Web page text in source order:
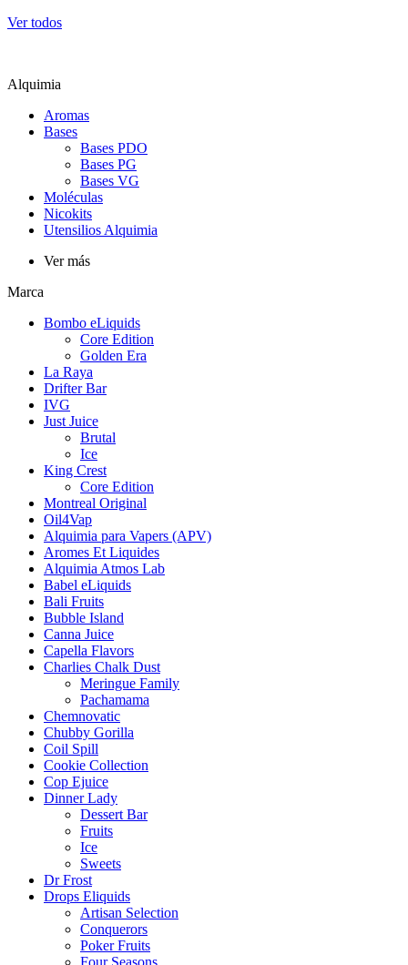
Ver todos
Alquimia
Aromas
Bases
Bases PDO
Bases PG
Bases VG
Moléculas
Nicokits
Utensilios Alquimia
Ver más
Marca
Bombo eLiquids
Core Edition
Golden Era
La Raya
Drifter Bar
IVG
Just Juice
Brutal
Ice
King Crest
Core Edition
Montreal Original
Oil4Vap
Alquimia para Vapers (APV)
Aromes Et Liquides
Alquimia Atmos Lab
Babel eLiquids
Bali Fruits
Bubble Island
Canna Juice
Capella Flavors
Charlies Chalk Dust
Meringue Family
Pachamama
Chemnovatic
Chubby Gorilla
Coil Spill
Cookie Collection
Cop Ejuice
Dinner Lady
Dessert Bar
Fruits
Ice
Sweets
Dr Frost
Drops Eliquids
Artisan Selection
Conquerors
Poker Fruits
Four Seasons